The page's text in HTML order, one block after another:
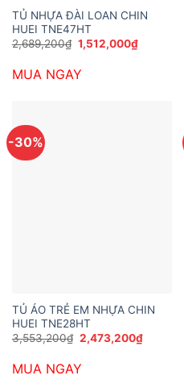
TỦ NHỰA ĐÀI LOAN CHIN
HUEI TNE47HT
2,689,200₫ Giá
gốc
2,689,200₫.
1,512,000₫Giá
hiện
MUA NGAY
-30%
TỦ ÁO TRẺ EM NHỰA CHIN
HUEI TNE28HT
3,553,200₫ Giá
gốc
3,553,200₫.
2,473,200₫Giá
hiện
MUA NGAY